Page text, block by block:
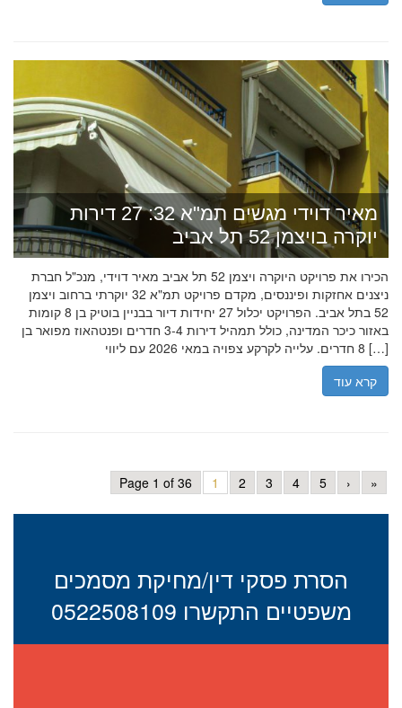
מאיר דוידי מגשים תמ"א 32: 27 דירות
יוקרה בויצמן 52 תל אביב
הכירו את פרויקט היוקרה ויצמן 52 תל אביב מאיר דוידי, מנכ"ל חברת
ניצנים אחזקות ופיננסים, מקדם פרויקט תמ"א 32 יוקרתי ברחוב ויצמן
52 בתל אביב. הפרויקט יכלול 27 יחידות דיור בבניין בוטיק בן 8 קומות
באזור כיכר המדינה, כולל תמהיל דירות 3-4 חדרים ופנטהאוז מפואר בן
8 חדרים. עלייה לקרקע צפויה במאי 2026 עם ליווי […]
קרא עוד
Page 1 of 36 1 2 3 4 5 › »
הסרת פסקי דין/מחיקת מסמכים
משפטיים התקשרו 0522508109